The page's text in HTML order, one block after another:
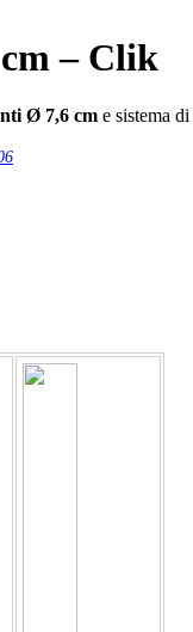
– Clik
Ø 7,6 cm e sistema di